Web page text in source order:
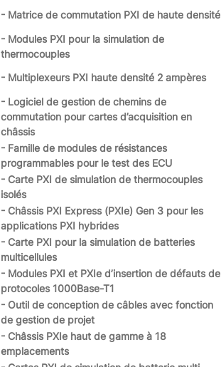
- Matrice de commutation PXI de haute densité
- Modules PXI pour la simulation de
thermocouples
- Multiplexeurs PXI haute densité 2 ampères
- Logiciel de gestion de chemins de
commutation pour cartes d’acquisition en
châssis
- Famille de modules de résistances
programmables pour le test des ECU
- Carte PXI de simulation de thermocouples
isolés
- Châssis PXI Express (PXIe) Gen 3 pour les
applications PXI hybrides
- Carte PXI pour la simulation de batteries
multicellules
- Modules PXI et PXIe d’insertion de défauts de
protocoles 1000Base-T1
- Outil de conception de câbles avec fonction
de gestion de projet
- Châssis PXIe haut de gamme à 18
emplacements